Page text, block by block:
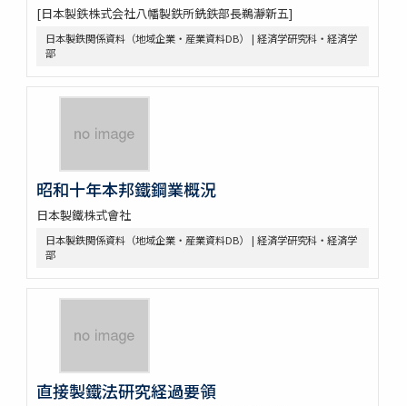
[日本製鉄株式会社八幡製鉄所銑鉄部長鵜瀞新五]
日本製鉄関係資料（地域企業・産業資料DB） | 経済学研究科・経済学
部
昭和十年本邦鐵鋼業概況
日本製鐵株式會社
日本製鉄関係資料（地域企業・産業資料DB） | 経済学研究科・経済学
部
直接製鐵法研究経過要領